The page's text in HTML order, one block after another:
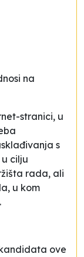
na
stranici, u
s
cilju
rada, ali
u kom
ove